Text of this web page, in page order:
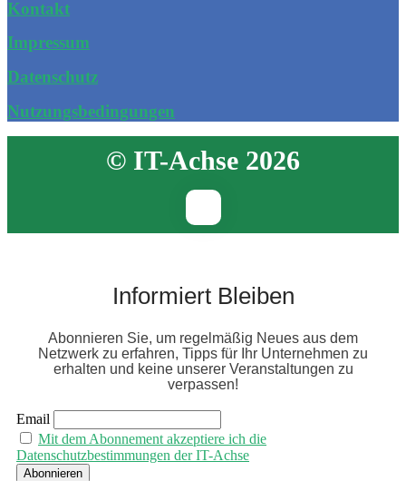
Kontakt
Impressum
Datenschutz
Nutzungsbedingungen
© IT-Achse 2026
Informiert Bleiben
Abonnieren Sie, um regelmäßig Neues aus dem
Netzwerk zu erfahren, Tipps für Ihr Unternehmen zu
erhalten und keine unserer Veranstaltungen zu
verpassen!
Email
Mit dem Abonnement akzeptiere ich die
Datenschutzbestimmungen der IT-Achse